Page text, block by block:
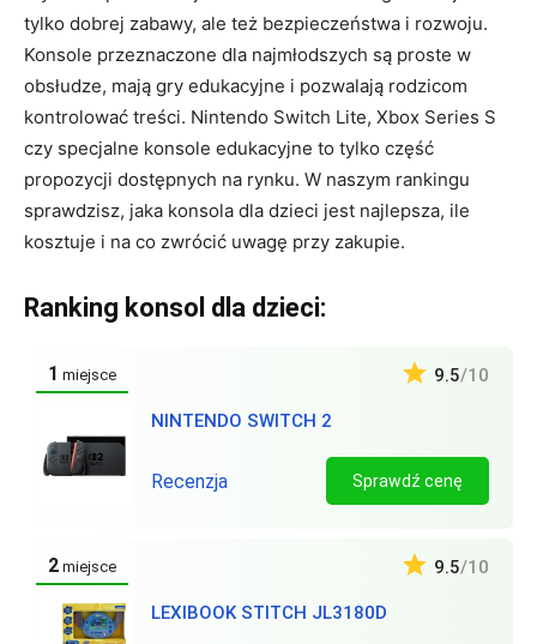
tylko dobrej zabawy, ale też bezpieczeństwa i rozwoju.
Konsole przeznaczone dla najmłodszych są proste w
obsłudze, mają gry edukacyjne i pozwalają rodzicom
kontrolować treści. Nintendo Switch Lite, Xbox Series S
czy specjalne konsole edukacyjne to tylko część
propozycji dostępnych na rynku. W naszym rankingu
sprawdzisz, jaka konsola dla dzieci jest najlepsza, ile
kosztuje i na co zwrócić uwagę przy zakupie.
Ranking konsol dla dzieci:
1 miejsce
NINTENDO SWITCH 2
9.5/10
Recenzja Sprawdź cenę
2 miejsce
LEXIBOOK STITCH JL3180D
9.5/10